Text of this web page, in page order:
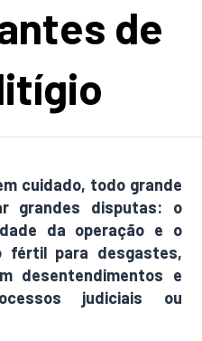
de
cuidado, todo grande
grandes disputas: o
da operação e o
fértil para desgastes,
desentendimentos e
judiciais ou